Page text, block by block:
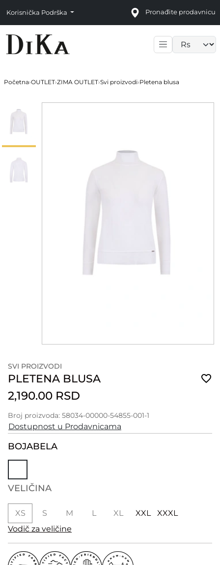
Korisnička Podrška Pronađite prodavnicu
Početna›OUTLET›ZIMA OUTLET›Svi proizvodi›Pletena blusa
SVI PROIZVODI
PLETENA BLUSA
2,190.00 RSD
Broj proizvoda: 58034-00000-54855-001-1
Dostupnost u Prodavnicama
BOJABELA
VELIČINA
XS S M L XL XXL
XXXL
Vodič za veličine